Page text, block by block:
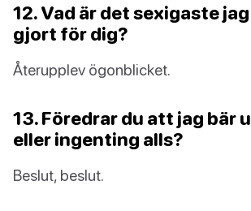
12. Vad är det sexigaste
gjort för dig?
Återupplev ögonblicket.
13. Föredrar du att jag bär
eller ingenting alls?
Beslut, beslut.